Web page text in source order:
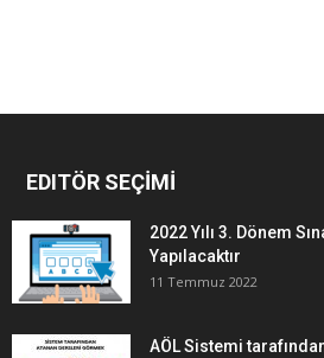
EDITÖR SEÇİMİ
2022 Yılı 3. Dönem
Yapılacaktır
11 Temmuz 2022
AÖL Sistemi